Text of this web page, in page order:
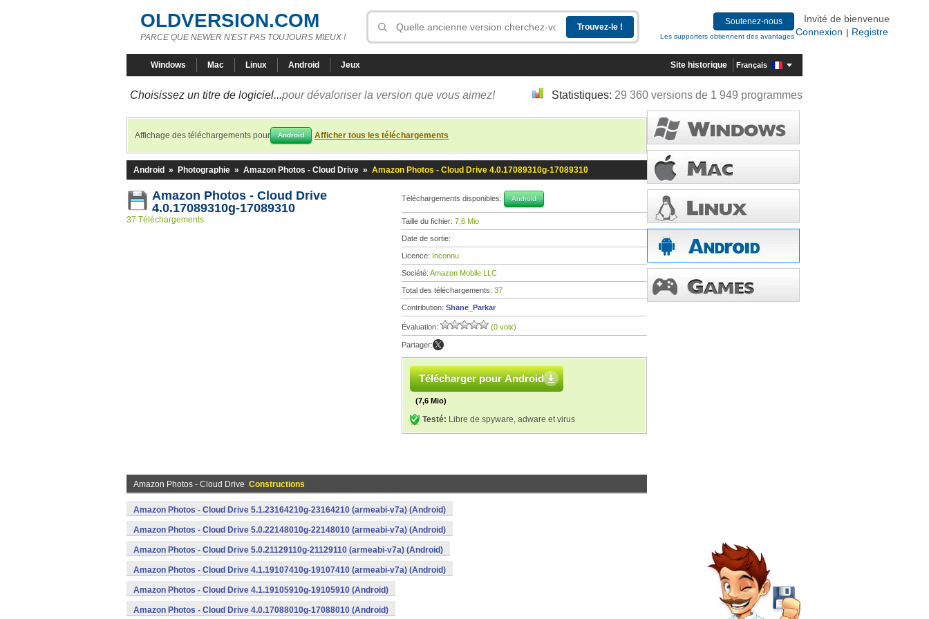
OLDVERSION.COM
PARCE QUE NEWER N'EST PAS TOUJOURS MIEUX !
Soutenez-nous
Les supporters obtiennent des avantages
Invité de bienvenue
Connexion
Registre
Windows Mac Linux Android Jeux Site historique Français
Choisissez un titre de logiciel...pour dévaloriser la version que vous aimez! Statistiques: 29 360 versions de 1 949 programmes
Affichage des téléchargements pour Android Afficher tous les téléchargements
Android » Photographie » Amazon Photos - Cloud Drive » Amazon Photos - Cloud Drive 4.0.17089310g-17089310
Amazon Photos - Cloud Drive
4.0.17089310g-17089310
37 Téléchargements
Téléchargements disponibles: Android
Taille du fichier: 7,6 Mio
Date de sortie:
Licence: Inconnu
Société: Amazon Mobile LLC
Total des téléchargements: 37
Contribution: Shane_Parkar
Évaluation: (0 voix)
Partager:
Télécharger pour Android
(7,6 Mio)
Testé: Libre de spyware, adware et virus
Amazon Photos - Cloud Drive Constructions
Amazon Photos - Cloud Drive 5.1.23164210g-23164210 (armeabi-v7a) (Android)
Amazon Photos - Cloud Drive 5.0.22148010g-22148010 (armeabi-v7a) (Android)
Amazon Photos - Cloud Drive 5.0.21129110g-21129110 (armeabi-v7a) (Android)
Amazon Photos - Cloud Drive 4.1.19107410g-19107410 (armeabi-v7a) (Android)
Amazon Photos - Cloud Drive 4.1.19105910g-19105910 (Android)
Amazon Photos - Cloud Drive 4.0.17088010g-17088010 (Android)